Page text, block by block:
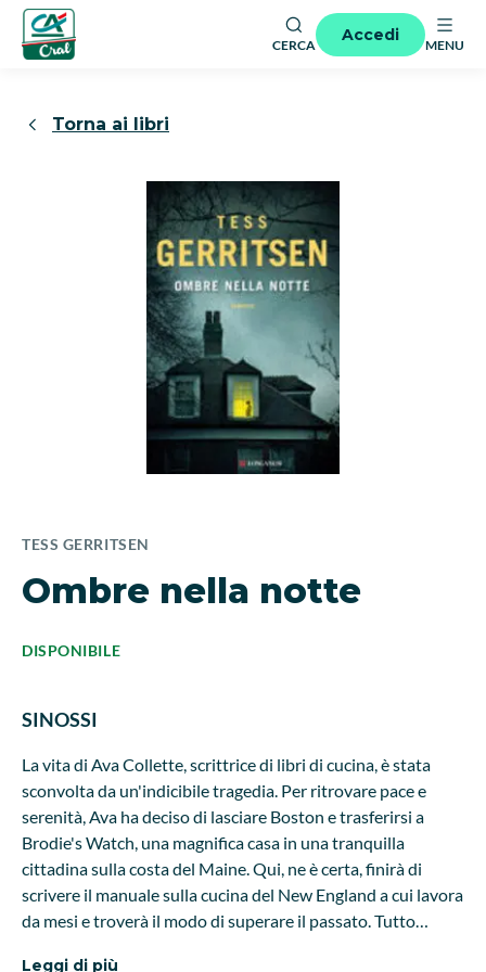
CERCA
Accedi
MENU
Torna ai libri
TESS GERRITSEN
Ombre nella notte
DISPONIBILE
SINOSSI
La vita di Ava Collette, scrittrice di libri di cucina, è stata
sconvolta da un'indicibile tragedia. Per ritrovare pace e
serenità, Ava ha deciso di lasciare Boston e trasferirsi a
Brodie's Watch, una magnifica casa in una tranquilla
cittadina sulla costa del Maine. Qui, ne è certa, finirà di
scrivere il manuale sulla cucina del New England a cui lavora
da mesi e troverà il modo di superare il passato. Tutto
Leggi di più